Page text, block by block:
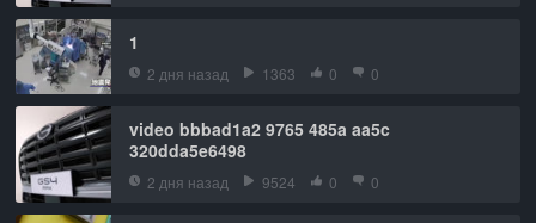
1
2 дня назад 1363 0 0
video bbbad1a2 9765 485a aa5c
320dda5e6498
2 дня назад 9524 0 0